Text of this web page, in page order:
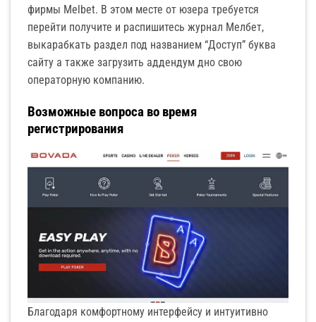
фирмы Melbet. В этом месте от юзера требуется
перейти получите и распишитесь журнал Мелбет,
выкарабкать раздел под названием “Доступ” буква
сайту а также загрузить аддендум дно свою
операторную компанию.
Возможные вопроса во время
регистрирования
Благодаря комфортному интерфейсу и интуитивно